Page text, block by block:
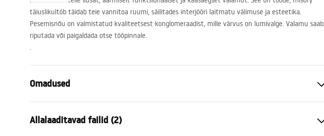
täiuslikultób täidab teie vannitoa ruumi, säilitades interjööri laitmatu välimuse ja esteetika.
Pesemisnõu on valmistatud kvaliteetsest konglomeraadist, mille värvus on lumivalge. Valamu saab
riputada või paigaldada otse tööpinnale.
.
Omadused
Materjal
Allalaaditavad failid (2)